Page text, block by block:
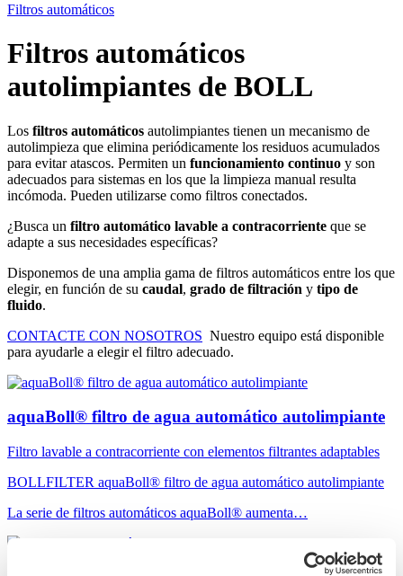
Filtros automáticos
Filtros automáticos
autolimpiantes de BOLL
Los filtros automáticos autolimpiantes tienen un mecanismo de
autolimpieza que elimina periódicamente los residuos acumulados
para evitar atascos. Permiten un funcionamiento continuo y son
adecuados para sistemas en los que la limpieza manual resulta
incómoda. Pueden utilizarse como filtros conectados.
¿Busca un filtro automático lavable a contracorriente que se
adapte a sus necesidades específicas?
Disponemos de una amplia gama de filtros automáticos entre los que
elegir, en función de su caudal, grado de filtración y tipo de
fluido.
CONTACTE CON NOSOTROS Nuestro equipo está disponible
para ayudarle a elegir el filtro adecuado.
aquaBoll® filtro de agua automático autolimpiante
Filtro lavable a contracorriente con elementos filtrantes adaptables
BOLLFILTER aquaBoll® filtro de agua automático autolimpiante
La serie de filtros automáticos aquaBoll® aumenta…